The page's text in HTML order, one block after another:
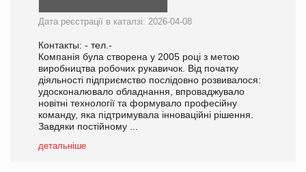
Дата реєстрації в каталзі: 2026-04-08
Контакты: - тел.-
Компанія була створена у 2005 році з метою
виробництва робочих рукавичок. Від початку
діяльності підприємство послідовно розвивалося:
удосконалювало обладнання, впроваджувало
новітні технології та формувало професійну
команду, яка підтримувала інноваційні рішення.
Завдяки постійному ...
детальніше